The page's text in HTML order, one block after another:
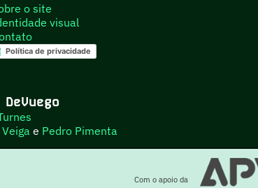
o site
visual
Política de privacidade
e Pedro Pimenta
Com o apoio da